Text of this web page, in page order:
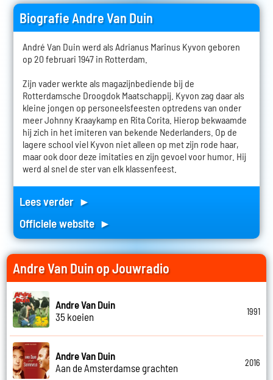
Biografie Andre Van Duin
André Van Duin werd als Adrianus Marinus Kyvon geboren
op 20 februari 1947 in Rotterdam.
Zijn vader werkte als magazijnbediende bij de
Rotterdamsche Droogdok Maatschappij. Kyvon zag daar als
kleine jongen op personeelsfeesten optredens van onder
meer Johnny Kraaykamp en Rita Corita. Hierop bekwaamde
hij zich in het imiteren van bekende Nederlanders. Op de
lagere school viel Kyvon niet alleen op met zijn rode haar,
maar ook door deze imitaties en zijn gevoel voor humor. Hij
werd al snel de ster van elk klassenfeest.
Lees verder ►
Officiele website ►
Andre Van Duin op Jouwradio
Andre Van Duin
35 koeien
1991
Andre Van Duin
Aan de Amsterdamse grachten
2016